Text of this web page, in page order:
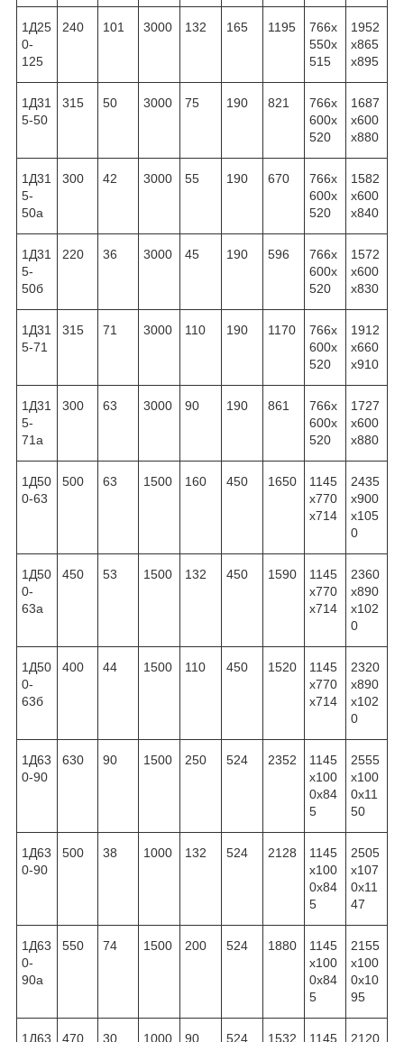
1Д25
0-
125
240 101 3000 132 165 1195
766x
550x
515
1952
x865
x895
1Д31
5-50
315 50 3000 75 190 821
766x
600x
520
1687
x600
x880
1Д31
5-
50а
300 42 3000 55 190 670
766x
600x
520
1582
x600
x840
1Д31
5-
50б
220 36 3000 45 190 596
766x
600x
520
1572
x600
x830
1Д31
5-71
315 71 3000 110 190 1170
766x
600x
520
1912
x660
x910
1Д31
5-
71а
300 63 3000 90 190 861
766x
600x
520
1727
x600
x880
1Д50
0-63
500 63 1500 160 450 1650
1145
x770
x714
2435
x900
x105
0
1Д50
0-
63а
450 53 1500 132 450 1590
1145
x770
x714
2360
x890
x102
0
1Д50
0-
63б
400 44 1500 110 450 1520
1145
x770
x714
2320
x890
x102
0
1Д63
0-90
630 90 1500 250 524 2352
1145
x100
0x84
5
2555
x100
0x11
50
1Д63
0-90
500 38 1000 132 524 2128
1145
x100
0x84
5
2505
x107
0x11
47
1Д63
0-
90а
550 74 1500 200 524 1880
1145
x100
0x84
5
2155
x100
0x10
95
1Д63
470 30 1000 90 524 1532
1145
2120